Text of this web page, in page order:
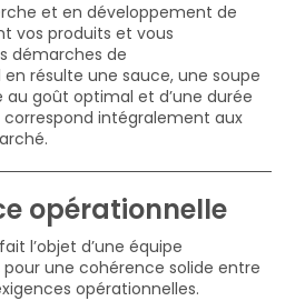
et en développement de
vos produits et vous
démarches de
résulte une sauce, une soupe
au goût optimal et d’une durée
intégralement aux
opérationnelle
l’objet d’une équipe
une cohérence solide entre
opérationnelles.